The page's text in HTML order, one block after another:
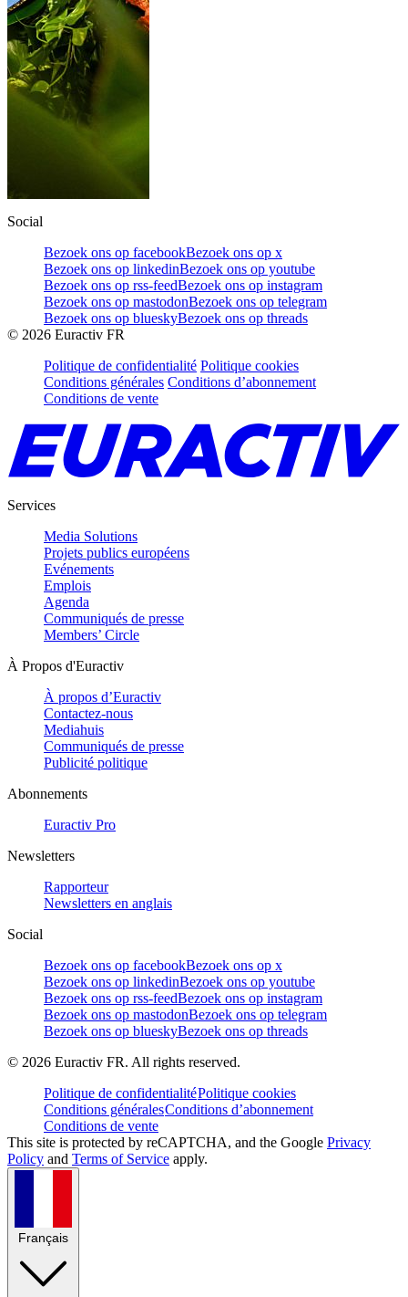
Social
Bezoek ons op facebookBezoek ons op x
Bezoek ons op linkedinBezoek ons op youtube
Bezoek ons op rss-feedBezoek ons op instagram
Bezoek ons op mastodonBezoek ons op telegram
Bezoek ons op blueskyBezoek ons op threads
© 2026 Euractiv FR
Politique de confidentialité Politique cookies
Conditions générales Conditions d’abonnement
Conditions de vente
Services
Media Solutions
Projets publics européens
Evénements
Emplois
Agenda
Communiqués de presse
Members’ Circle
À Propos d'Euractiv
À propos d’Euractiv
Contactez-nous
Mediahuis
Communiqués de presse
Publicité politique
Abonnements
Euractiv Pro
Newsletters
Rapporteur
Newsletters en anglais
Social
Bezoek ons op facebookBezoek ons op x
Bezoek ons op linkedinBezoek ons op youtube
Bezoek ons op rss-feedBezoek ons op instagram
Bezoek ons op mastodonBezoek ons op telegram
Bezoek ons op blueskyBezoek ons op threads
© 2026 Euractiv FR. All rights reserved.
Politique de confidentialitéPolitique cookies
Conditions généralesConditions d’abonnement
Conditions de vente
This site is protected by reCAPTCHA, and the Google Privacy
Policy and Terms of Service apply.
Français